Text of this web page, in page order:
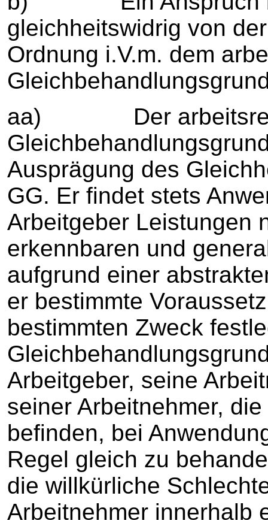
gleichheitswidrig von
Ordnung i.V.m. dem
aa) Der
Ausprägung des
GG. Er findet stets
Arbeitgeber Leistungen
erkennbaren und
aufgrund einer
er bestimmte
bestimmten Zweck
Arbeitgeber, seine
seiner Arbeitnehmer,
befinden, bei
Regel gleich zu
die willkürliche
Arbeitnehmer innerhalb